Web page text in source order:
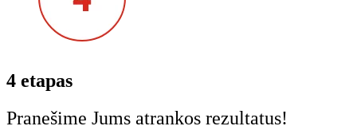
4 etapas
Pranešime Jums atrankos rezultatus!